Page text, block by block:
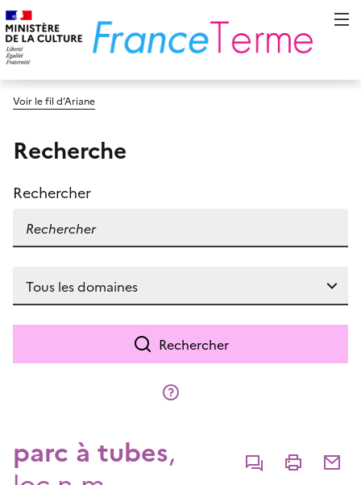
Voir le fil d’Ariane
Recherche
Rechercher
Rechercher
parc à tubes,
CommenterImprimer